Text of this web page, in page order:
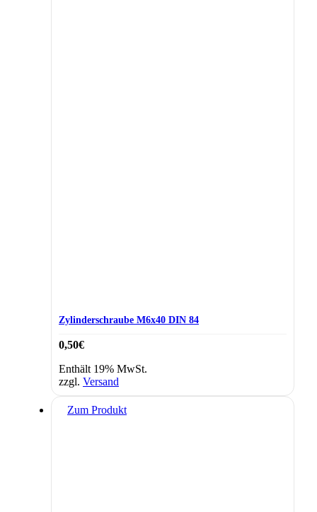
Zylinderschraube M6x40 DIN 84
0,50€
Enthält 19% MwSt.
zzgl. Versand
Zum Produkt